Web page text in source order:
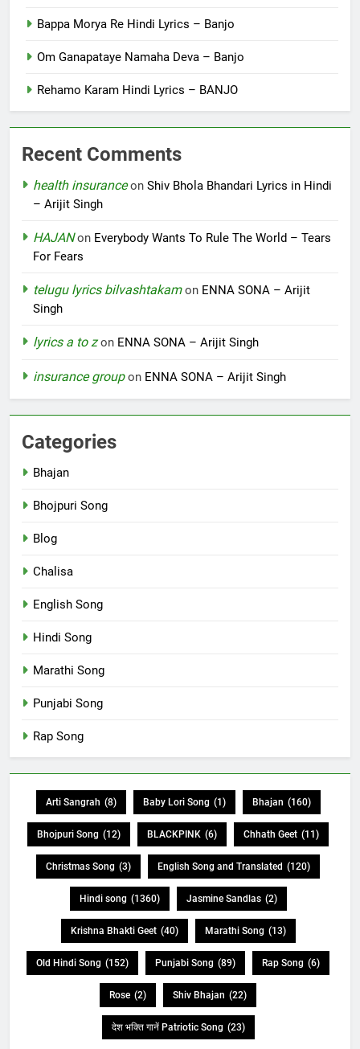
Bappa Morya Re Hindi Lyrics – Banjo
Om Ganapataye Namaha Deva – Banjo
Rehamo Karam Hindi Lyrics – BANJO
Recent Comments
health insuranceon Shiv Bhola Bhandari Lyrics in Hindi
– Arijit Singh
HAJANon Everybody Wants To Rule The World – Tears
For Fears
telugu lyrics bilvashtakamon ENNA SONA – Arijit
Singh
lyrics a to zon ENNA SONA – Arijit Singh
insurance groupon ENNA SONA – Arijit Singh
Categories
Bhajan
Bhojpuri Song
Blog
Chalisa
English Song
Hindi Song
Marathi Song
Punjabi Song
Rap Song
Arti Sangrah (8) Baby Lori Song (1) Bhajan (160)
Bhojpuri Song (12) BLACKPINK (6) Chhath Geet (11)
Christmas Song (3) English Song and Translated (120)
Hindi song (1360) Jasmine Sandlas (2)
Krishna Bhakti Geet (40) Marathi Song (13)
Old Hindi Song (152) Punjabi Song (89) Rap Song (6)
Rose (2) Shiv Bhajan (22)
देश भक्ति गानें Patriotic Song (23)